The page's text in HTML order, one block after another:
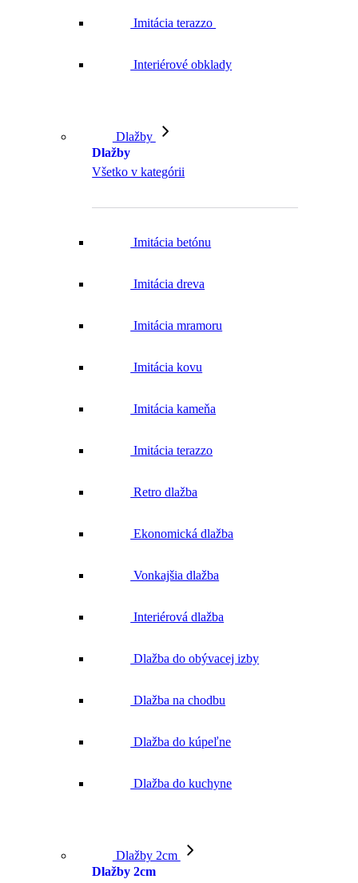
Imitácia terazzo
Interiérové obklady
Dlažby
Dlažby
Všetko v kategórii
Imitácia betónu
Imitácia dreva
Imitácia mramoru
Imitácia kovu
Imitácia kameňa
Imitácia terazzo
Retro dlažba
Ekonomická dlažba
Vonkajšia dlažba
Interiérová dlažba
Dlažba do obývacej izby
Dlažba na chodbu
Dlažba do kúpeľne
Dlažba do kuchyne
Dlažby 2cm
Dlažby 2cm